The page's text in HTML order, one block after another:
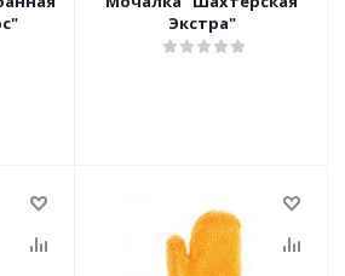
Экстра"